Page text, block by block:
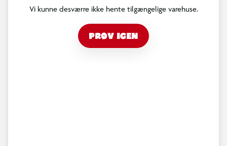
Vi kunne desværre ikke hente tilgængelige varehuse.
PRØV IGEN